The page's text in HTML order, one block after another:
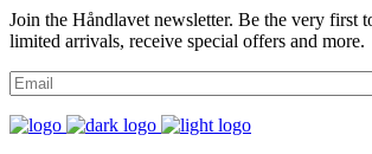
Join the Håndlavet newsletter. Be the very first
limited arrivals, receive special offers and more.